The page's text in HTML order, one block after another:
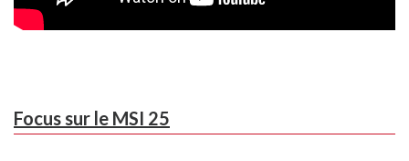
Focus sur le MSI 25